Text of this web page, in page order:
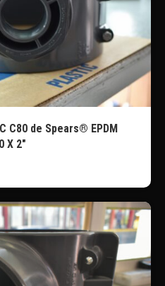
C80 de Spears® EPDM
X 2″